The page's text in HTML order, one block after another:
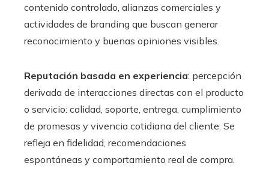
contenido controlado, alianzas comerciales y
actividades de branding que buscan generar
reconocimiento y buenas opiniones visibles.
Reputación basada en experiencia: percepción
derivada de interacciones directas con el producto
o servicio: calidad, soporte, entrega, cumplimiento
de promesas y vivencia cotidiana del cliente. Se
refleja en fidelidad, recomendaciones
espontáneas y comportamiento real de compra.